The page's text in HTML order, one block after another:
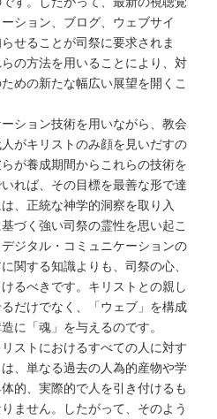
ション、ブログ、ウェブサイ
せることが司祭に要求されま
の方法を用いることにより、対
めの新たな幅広い展望を開くこ
ション技術を用いながら、教会
がキリストのみ顔を見いだすの
が養成期間からこれらの技術を
れば、その目標を最善な形で達
、正統な神学的洞察を取り入
づく強い司祭の霊性を思い起こ
ジタル・コミュニケーションの
関する知識よりも、司祭の心、
るべきです。キリストとの親し
だけでなく、「ウェブ」を構成
に「魂」を与えるのです。
ストにおけるすべての人に対す
、単なる過去の人為的産物や学
的、実際的で人を引き付けるも
ません。したがって、そのよう